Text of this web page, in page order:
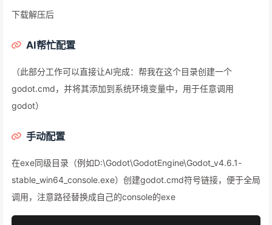
下载解压后
AI帮忙配置
（此部分工作可以直接让AI完成：帮我在这个目录创建一个
godot.cmd，并将其添加到系统环境变量中，用于任意调用
godot）
手动配置
在exe同级目录（例如D:\Godot\GodotEngine\Godot_v4.6.1-
stable_win64_console.exe）创建godot.cmd符号链接，便于全局
调用，注意路径替换成自己的console的exe